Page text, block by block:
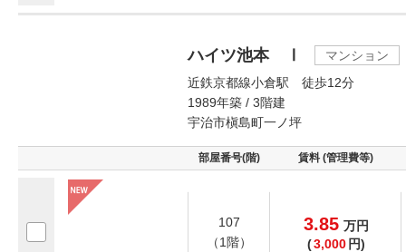
ハイツ池本 Ⅰ
マンション
近鉄京都線小倉駅 徒歩12分
1989年築 / 3階建
宇治市槇島町一ノ坪
部屋番号(階) 賃料 (管理費等)
107
（1階）
3.85 万円
(3,000 円)